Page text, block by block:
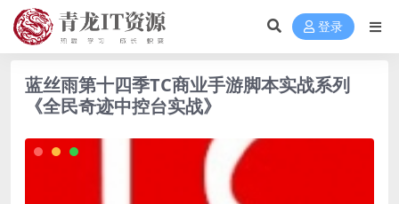
登录
蓝丝雨第十四季TC商业手游脚本实战系列
《全民奇迹中控台实战》